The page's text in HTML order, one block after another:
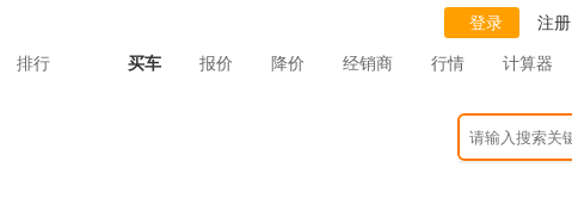
登录 注册
排行 买车 报价 降价 经销商 行情 计算器